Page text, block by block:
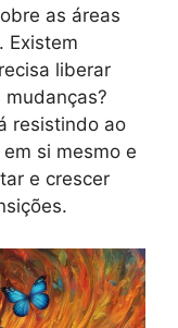
as áreas
Existem
liberar
resistindo ao
si mesmo e
e crescer